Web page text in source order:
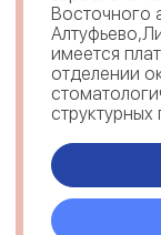
Восточного
имеется
отделении